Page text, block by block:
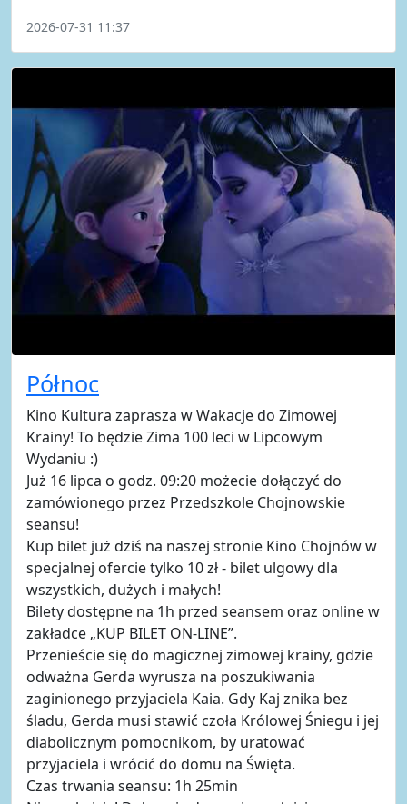
2026-07-31 11:37
Północ
Kino Kultura zaprasza w Wakacje do Zimowej
Krainy! To będzie Zima 100 leci w Lipcowym
Wydaniu :)
Już 16 lipca o godz. 09:20 możecie dołączyć do
zamówionego przez Przedszkole Chojnowskie
seansu!
Kup bilet już dziś na naszej stronie Kino Chojnów w
specjalnej ofercie tylko 10 zł - bilet ulgowy dla
wszystkich, dużych i małych!
Bilety dostępne na 1h przed seansem oraz online w
zakładce „KUP BILET ON-LINE”.
Przenieście się do magicznej zimowej krainy, gdzie
odważna Gerda wyrusza na poszukiwania
zaginionego przyjaciela Kaia. Gdy Kaj znika bez
śladu, Gerda musi stawić czoła Królowej Śniegu i jej
diabolicznym pomocnikom, by uratować
przyjaciela i wrócić do domu na Święta.
Czas trwania seansu: 1h 25min